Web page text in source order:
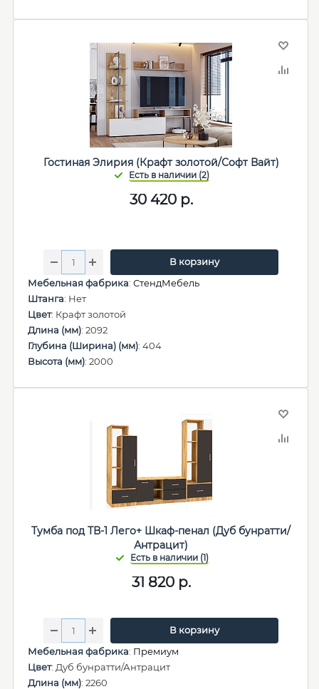
Гостиная Элирия (Крафт золотой/Софт Вайт)
30 420р.
В корзину
Мебельная фабрика: СтендМебель
Штанга: Нет
Цвет: Крафт золотой
Длина (мм): 2092
Глубина (Ширина) (мм): 404
Высота (мм): 2000
Тумба под ТВ-1 Лего+ Шкаф-пенал (Дуб бунратти/
Антрацит)
31 820р.
В корзину
Мебельная фабрика: Премиум
Цвет: Дуб бунратти/Антрацит
Длина (мм): 2260